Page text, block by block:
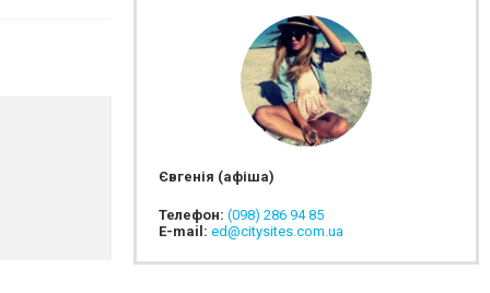
Євгенія (афіша)
Телефон: (098) 286 94 85
E-mail: ed@citysites.com.ua